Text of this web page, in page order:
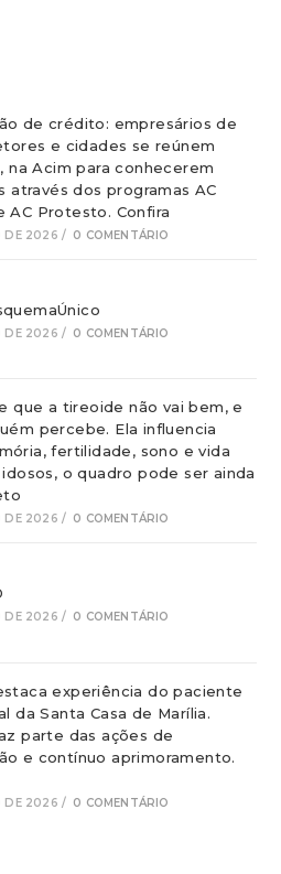
de crédito: empresários de
e cidades se reúnem
na Acim para conhecerem
através dos programas AC
AC Protesto. Confira
DE 2026 / 0 COMENTÁRIO
DE 2026 / 0 COMENTÁRIO
que a tireoide não vai bem, e
percebe. Ela influencia
fertilidade, sono e vida
idosos, o quadro pode ser ainda
DE 2026 / 0 COMENTÁRIO
DE 2026 / 0 COMENTÁRIO
experiência do paciente
da Santa Casa de Marília.
parte das ações de
e contínuo aprimoramento.
DE 2026 / 0 COMENTÁRIO